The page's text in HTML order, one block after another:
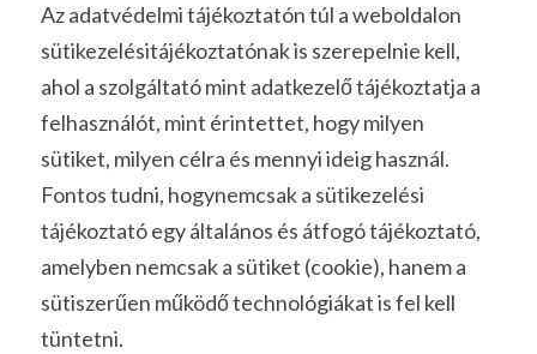
Az adatvédelmi tájékoztatón túl a weboldalon
sütikezelésitájékoztatónak is szerepelnie kell,
ahol a szolgáltató mint adatkezelő tájékoztatja a
felhasználót, mint érintettet, hogy milyen
sütiket, milyen célra és mennyi ideig használ.
Fontos tudni, hogynemcsak a sütikezelési
tájékoztató egy általános és átfogó tájékoztató,
amelyben nemcsak a sütiket (cookie), hanem a
sütiszerűen működő technológiákat is fel kell
tüntetni.